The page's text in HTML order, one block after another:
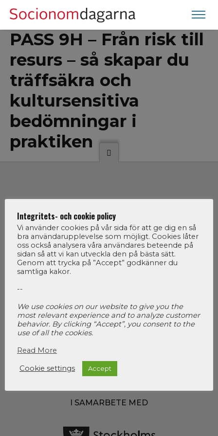
PASS 9H – Från risk till
resurs – så skapar du
träffsäkra och
kultursensitiva
bedömningar i
praktiken
ORGANISATÖR
I SAMARBETE MED
Integritets- och cookie policy
Vi använder cookies på vår sida för att ge dig en så
bra användarupplevelse som möjligt. Cookies låter
oss också analysera våra användares beteende på
sidan så att vi kan utveckla den på bästa sätt.
Genom att trycka på ”Accept” godkänner du
samtliga kakor.
--
We use cookies on our website to give you the
most relevant experience and to analyze customer
behavior. By clicking “Accept”, you consent to the
use of all the cookies.
Read More
Cookie settings Accept